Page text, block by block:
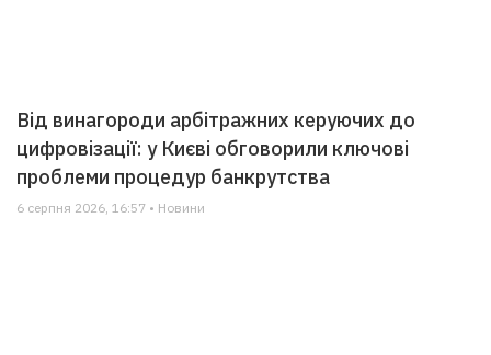
Від винагороди арбітражних керуючих до
цифровізації: у Києві обговорили ключові
проблеми процедур банкрутства
6 серпня 2026, 16:57 • Новини